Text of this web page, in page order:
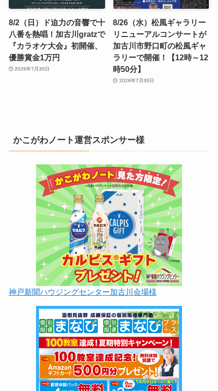
8/2（日）ド迫力の音響で十
八番を熱唱！加古川gratzで
『カラオケ大会』初開催、
優勝賞金1万円
2026年7月30日
8/26（水）松風ギャラリー
リニューアルコンサートが
加古川市野口町の松風ギャ
ラリーで開催！【12時～12
時50分】
2026年7月30日
かこがわノート運営スポンサー様
神戸新聞ハウジングセンター加古川会場様